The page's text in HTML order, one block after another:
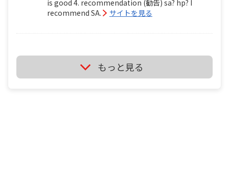
is good 4. recommendation (勧告) sa? hp? I
recommend SA.
サイトを見る
ミズノ ブースターsa vs ミズノ ブースターhp i'm
backhand player. i'm wheelchair table tennis
player . tt1 ミズノ ブースターsa vs ミズノ ブースタ
もっと見る